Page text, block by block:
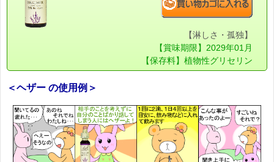
【淋しさ・孤独】
【賞味期限】2029年01月
【保存料】植物性グリセリン
＜ヘザー の使用例＞